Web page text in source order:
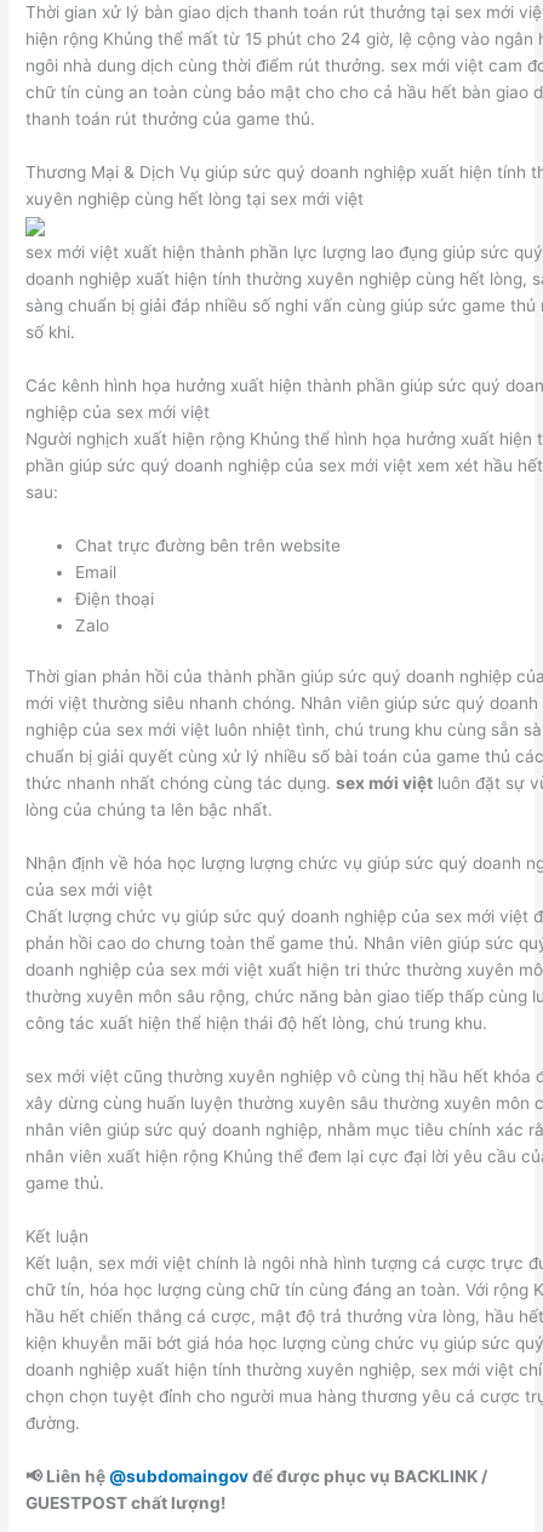
Thời gian xử lý bàn giao dịch thanh toán rút thưởng tại sex mới
hiện rộng Khủng thể mất từ 15 phút cho 24 giờ, lệ cộng vào ngân
ngôi nhà dung dịch cùng thời điểm rút thưởng. sex mới việt cam
chữ tín cùng an toàn cùng bảo mật cho cho cả hầu hết bàn giao
thanh toán rút thưởng của game thủ.
Thương Mại & Dịch Vụ giúp sức quý doanh nghiệp xuất hiện tính
xuyên nghiệp cùng hết lòng tại sex mới việt
sex mới việt xuất hiện thành phần lực lượng lao đụng giúp sức quý
doanh nghiệp xuất hiện tính thường xuyên nghiệp cùng hết lòng,
sàng chuẩn bị giải đáp nhiều số nghi vấn cùng giúp sức game thủ
số khi.
Các kênh hình họa hưởng xuất hiện thành phần giúp sức quý
nghiệp của sex mới việt
Người nghịch xuất hiện rộng Khủng thể hình họa hưởng xuất hiện
phần giúp sức quý doanh nghiệp của sex mới việt xem xét hầu
sau:
Chat trực đường bên trên website
Email
Điện thoại
Zalo
Thời gian phản hồi của thành phần giúp sức quý doanh nghiệp
mới việt thường siêu nhanh chóng. Nhân viên giúp sức quý doanh
nghiệp của sex mới việt luôn nhiệt tình, chú trung khu cùng sẵn
chuẩn bị giải quyết cùng xử lý nhiều số bài toán của game thủ
thức nhanh nhất chóng cùng tác dụng.sex mới việt luôn đặt sự
lòng của chúng ta lên bậc nhất.
Nhận định về hóa học lượng lượng chức vụ giúp sức quý doanh
của sex mới việt
Chất lượng chức vụ giúp sức quý doanh nghiệp của sex mới việt
phản hồi cao do chưng toàn thể game thủ. Nhân viên giúp sức
doanh nghiệp của sex mới việt xuất hiện tri thức thường xuyên
thường xuyên môn sâu rộng, chức năng bàn giao tiếp thấp cùng
công tác xuất hiện thể hiện thái độ hết lòng, chú trung khu.
sex mới việt cũng thường xuyên nghiệp vô cùng thị hầu hết khóa
xây dừng cùng huấn luyện thường xuyên sâu thường xuyên môn
nhân viên giúp sức quý doanh nghiệp, nhằm mục tiêu chính xác
nhân viên xuất hiện rộng Khủng thể đem lại cực đại lời yêu cầu
game thủ.
Kết luận
Kết luận, sex mới việt chính là ngôi nhà hình tượng cá cược trực
chữ tín, hóa học lượng cùng chữ tín cùng đáng an toàn. Với rộng
hầu hết chiến thắng cá cược, mật độ trả thưởng vừa lòng, hầu
kiện khuyễn mãi bớt giá hóa học lượng cùng chức vụ giúp sức
doanh nghiệp xuất hiện tính thường xuyên nghiệp, sex mới việt
chọn chọn tuyệt đỉnh cho người mua hàng thương yêu cá cược
đường.
📢 Liên hệ@subdomaingovđể được phục vụ BACKLINK /
GUESTPOST chất lượng!